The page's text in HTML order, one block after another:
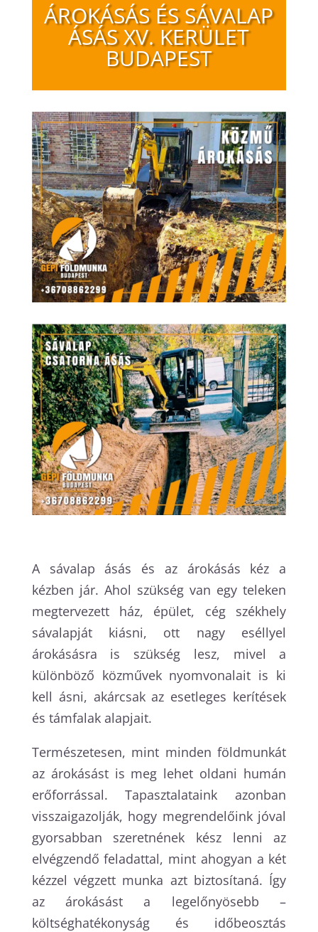
ÁROKÁSÁS ÉS SÁVALAP
ÁSÁS XV. KERÜLET
BUDAPEST
A sávalap ásás és az árokásás kéz a
kézben jár. Ahol szükség van egy teleken
megtervezett ház, épület, cég székhely
sávalapját kiásni, ott nagy eséllyel
árokásásra is szükség lesz, mivel a
különböző közművek nyomvonalait is ki
kell ásni, akárcsak az esetleges kerítések
és támfalak alapjait.
Természetesen, mint minden földmunkát
az árokásást is meg lehet oldani humán
erőforrással. Tapasztalataink azonban
visszaigazolják, hogy megrendelőink jóval
gyorsabban szeretnének kész lenni az
elvégzendő feladattal, mint ahogyan a két
kézzel végzett munka azt biztosítaná. Így
az árokásást a legelőnyösebb –
költséghatékonyság és időbeosztás